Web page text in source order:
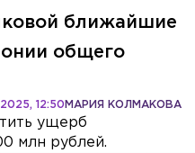
ближайшие
общего
МАРИЯ КОЛМАКОВА
12:50
ущерб
млн рублей.